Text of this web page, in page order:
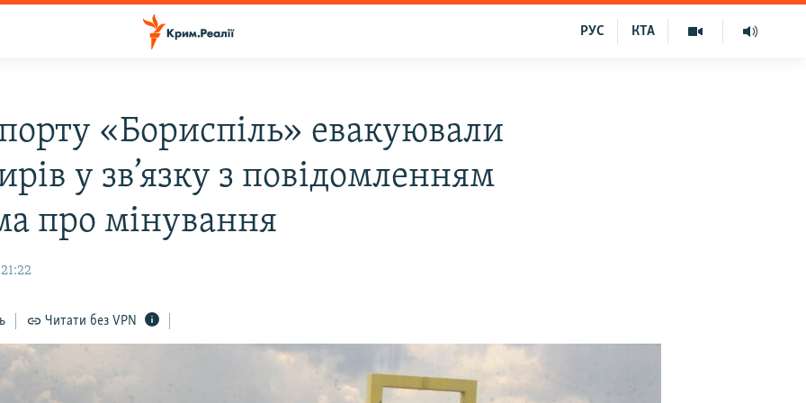
КТА
РУС
«Бориспіль» евакуювали
у зв’язку з повідомленням
про мінування
Читати без VPN